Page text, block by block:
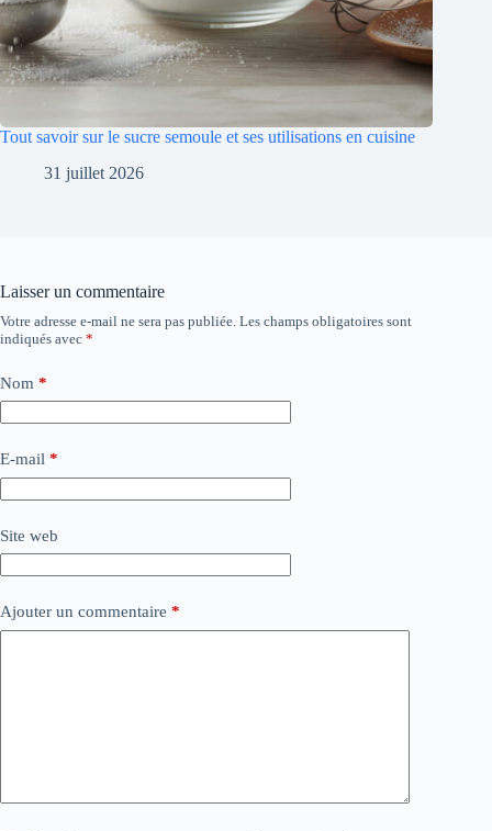
Tout savoir sur le sucre semoule et ses utilisations en cuisine
31 juillet 2026
Laisser un commentaire
Votre adresse e-mail ne sera pas publiée. Les champs obligatoires sont
indiqués avec *
Nom *
E-mail *
Site web
Ajouter un commentaire *